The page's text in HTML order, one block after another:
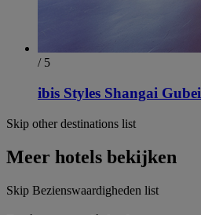
/ 5
ibis Styles Shangai Gubei
Skip other destinations list
Meer hotels bekijken
Skip Bezienswaardigheden list